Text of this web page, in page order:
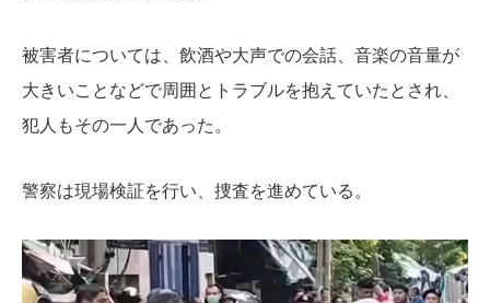
被害者については、飲酒や大声での会話、音楽の音量が
大きいことなどで周囲とトラブルを抱えていたとされ、
犯人もその一人であった。
警察は現場検証を行い、捜査を進めている。